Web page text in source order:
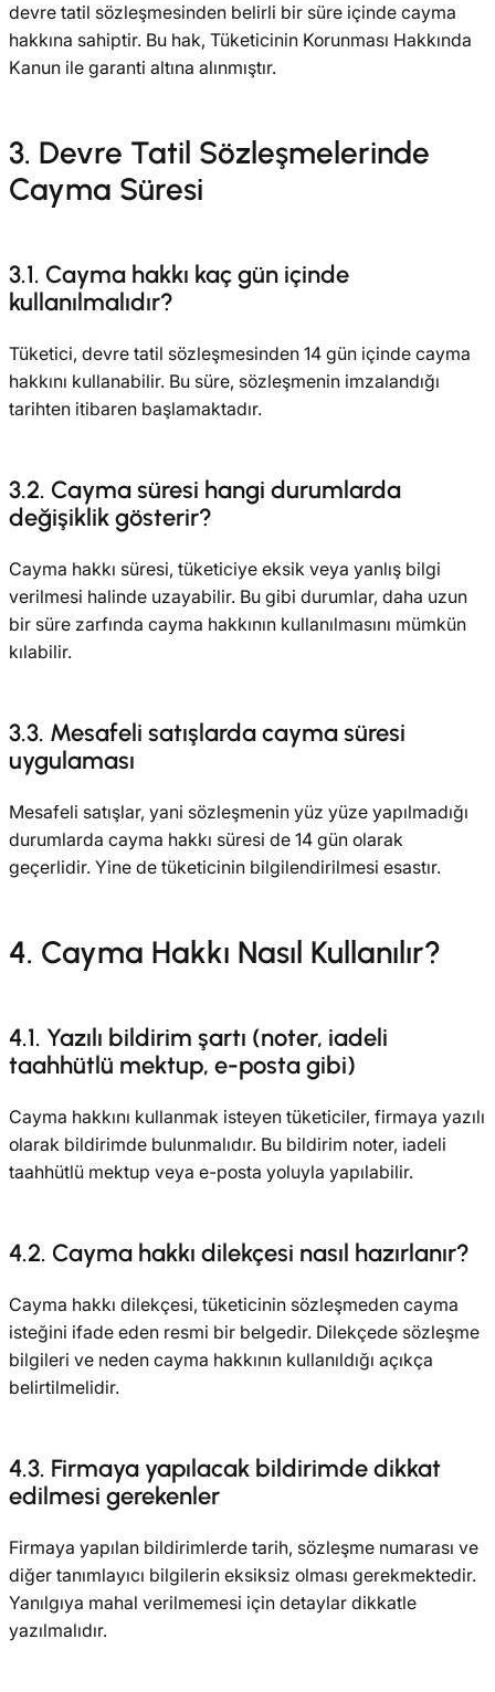
devre tatil sözleşmesinden belirli bir süre içinde cayma
hakkına sahiptir. Bu hak, Tüketicinin Korunması Hakkında
Kanun ile garanti altına alınmıştır.
3. Devre Tatil Sözleşmelerinde
Cayma Süresi
3.1. Cayma hakkı kaç gün içinde
kullanılmalıdır?
Tüketici, devre tatil sözleşmesinden 14 gün içinde cayma
hakkını kullanabilir. Bu süre, sözleşmenin imzalandığı
tarihten itibaren başlamaktadır.
3.2. Cayma süresi hangi durumlarda
değişiklik gösterir?
Cayma hakkı süresi, tüketiciye eksik veya yanlış bilgi
verilmesi halinde uzayabilir. Bu gibi durumlar, daha uzun
bir süre zarfında cayma hakkının kullanılmasını mümkün
kılabilir.
3.3. Mesafeli satışlarda cayma süresi
uygulaması
Mesafeli satışlar, yani sözleşmenin yüz yüze yapılmadığı
durumlarda cayma hakkı süresi de 14 gün olarak
geçerlidir. Yine de tüketicinin bilgilendirilmesi esastır.
4. Cayma Hakkı Nasıl Kullanılır?
4.1. Yazılı bildirim şartı (noter, iadeli
taahhütlü mektup, e-posta gibi)
Cayma hakkını kullanmak isteyen tüketiciler, firmaya yazılı
olarak bildirimde bulunmalıdır. Bu bildirim noter, iadeli
taahhütlü mektup veya e-posta yoluyla yapılabilir.
4.2. Cayma hakkı dilekçesi nasıl hazırlanır?
Cayma hakkı dilekçesi, tüketicinin sözleşmeden cayma
isteğini ifade eden resmi bir belgedir. Dilekçede sözleşme
bilgileri ve neden cayma hakkının kullanıldığı açıkça
belirtilmelidir.
4.3. Firmaya yapılacak bildirimde dikkat
edilmesi gerekenler
Firmaya yapılan bildirimlerde tarih, sözleşme numarası ve
diğer tanımlayıcı bilgilerin eksiksiz olması gerekmektedir.
Yanılgıya mahal verilmemesi için detaylar dikkatle
yazılmalıdır.